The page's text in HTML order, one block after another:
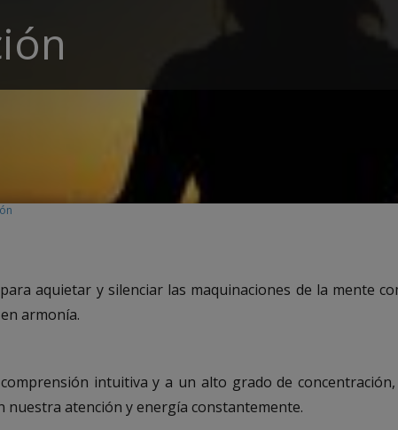
aquietar y silenciar las maquinaciones de la mente
armonía.
intuitiva y a un alto grado de
nuestra atención y energía constantemente.